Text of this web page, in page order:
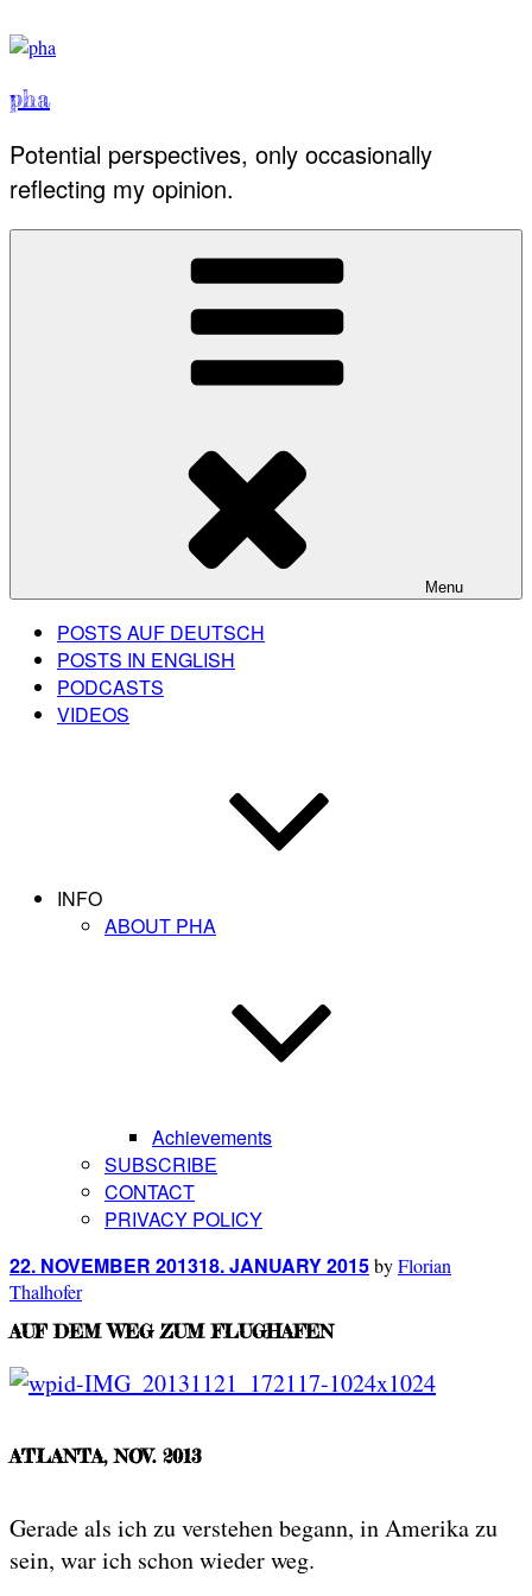
to
pha
Potential perspectives, only occasionally
reflecting my opinion.
Menu
POSTS AUF DEUTSCH
POSTS IN ENGLISH
PODCASTS
VIDEOS
INFO
ABOUT PHA
Achievements
SUBSCRIBE
CONTACT
PRIVACY POLICY
Posted
on
22. NOVEMBER 201318. JANUARY 2015byFlorian
Thalhofer
AUF DEM WEG ZUM FLUGHAFEN
ATLANTA, NOV. 2013
Gerade als ich zu verstehen begann, in Amerika zu
sein, war ich schon wieder weg.